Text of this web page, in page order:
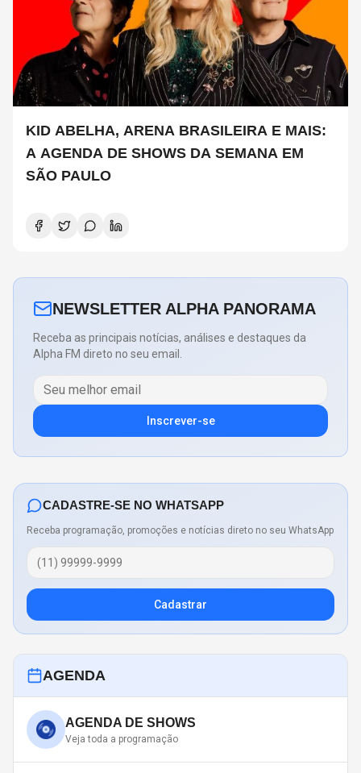
KID ABELHA, ARENA BRASILEIRA E MAIS:
A AGENDA DE SHOWS DA SEMANA EM
SÃO PAULO
NEWSLETTER ALPHA PANORAMA
Receba as principais notícias, análises e destaques da
Alpha FM direto no seu email.
Inscrever-se
CADASTRE-SE NO WHATSAPP
Receba programação, promoções e notícias direto no seu WhatsApp
Cadastrar
AGENDA
AGENDA DE SHOWS
Veja toda a programação